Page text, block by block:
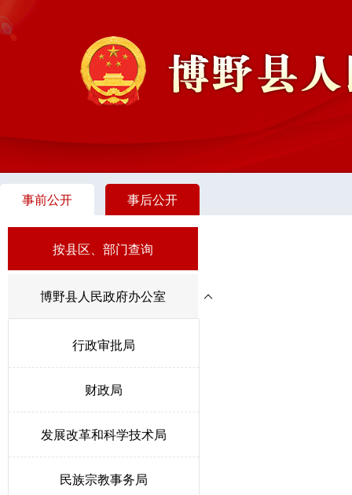
事前公开 事后公开
按县区、部门查询
博野县人民政府办公室
行政审批局
财政局
发展改革和科学技术局
民族宗教事务局